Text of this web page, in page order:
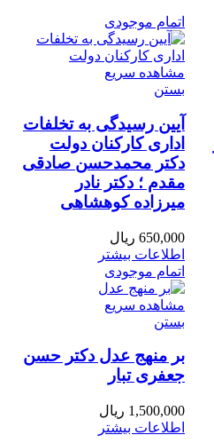
اتمام موجودی
مشاهده سریع
بستن
آیین رسیدگی به تخلفات
اداری کارکنان دولت
دکتر محمدحسن صادقی
مقدم ؛ دکتر نادر
میرزاده کوهشاهی
650,000 ریال
اطلاعات بیشتر
اتمام موجودی
مشاهده سریع
بستن
بر منهج عدل دکتر حسن
جعفری تبار
1,500,000 ریال
اطلاعات بیشتر